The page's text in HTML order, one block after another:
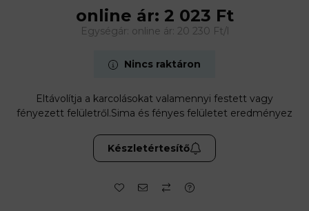
online ár: 2 023 Ft
Egységár: online ár: 20 230 Ft/l
Nincs raktáron
Eltávolítja a karcolásokat valamennyi festett vagy
fényezett felületről.Sima és fényes felületet eredményez
Készletértesítő